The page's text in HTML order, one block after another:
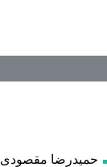
حمیدرضا مقصودی